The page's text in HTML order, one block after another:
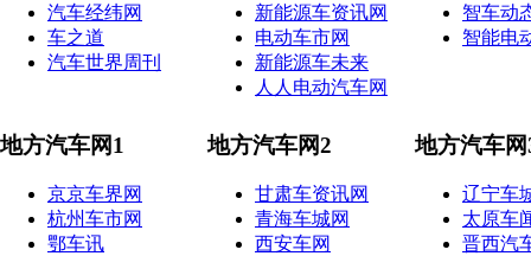
汽车经纬网
车之道
汽车世界周刊
新能源车资讯网
电动车市网
新能源车未来
人人电动汽车网
智车动
智能电
地方汽车网1
京京车界网
杭州车市网
鄂车讯
地方汽车网2
甘肃车资讯网
青海车城网
西安车网
地方汽车网
辽宁车
太原车
晋西汽